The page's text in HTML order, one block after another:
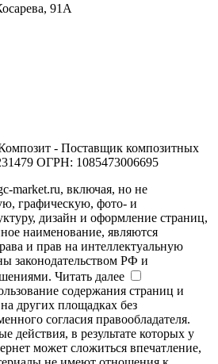
91А
- Поставщик композитных
ОГРН: 1085473006695
market.ru, включая, но не
графическую, фото- и
дизайн и оформление страниц,
наименование, являются
и прав на интеллектуальную
законодательством РФ и
Читать далее
содержания страниц и
других площадках без
согласия правообладателя.
действия, в результате которых у
может сложиться впечатление,